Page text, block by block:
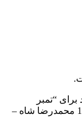
“تمبر
هشتمین کنگره پزشکی گرمسیری و مالاریا 1347 محمدرضا شاه –